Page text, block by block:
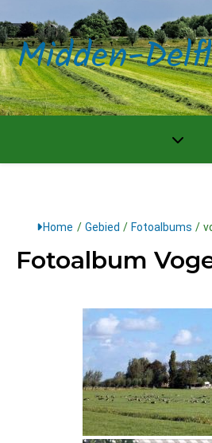
Midden-
Home / Gebied / Fotoalbums /
Fotoalbum